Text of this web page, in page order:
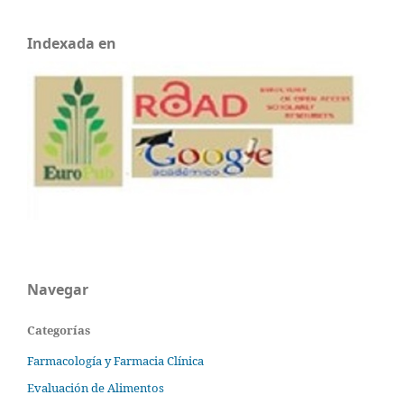
Indexada en
Navegar
Categorías
Farmacología y Farmacia Clínica
Evaluación de Alimentos